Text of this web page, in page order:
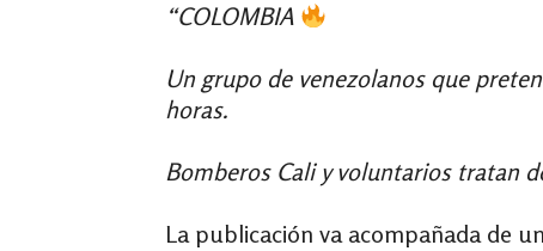
“COLOMBIA
Un grupo de venezolanos que
horas.
Bomberos Cali y voluntarios tratan
La publicación va acompañada de